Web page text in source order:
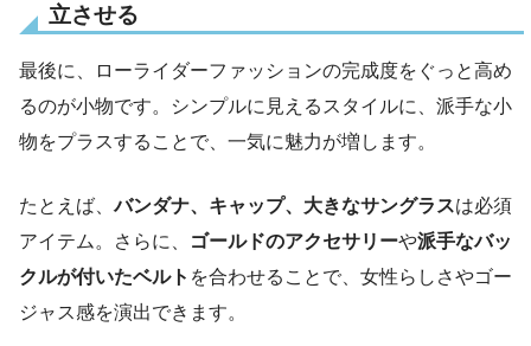
立させる
最後に、ローライダーファッションの完成度をぐっと高め
るのが小物です。シンプルに見えるスタイルに、派手な小
物をプラスすることで、一気に魅力が増します。
たとえば、バンダナ、キャップ、大きなサングラスは必須
アイテム。さらに、
ゴールドのアクセサリーや派手なバッ
クルが付いたベルト を合わせることで、女性らしさやゴー
ジャス感を演出できます。